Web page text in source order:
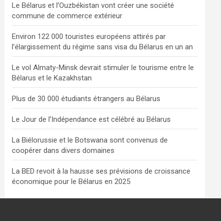
Le Bélarus et l’Ouzbékistan vont créer une société
commune de commerce extérieur
Environ 122 000 touristes européens attirés par
l’élargissement du régime sans visa du Bélarus en un an
Le vol Almaty-Minsk devrait stimuler le tourisme entre le
Bélarus et le Kazakhstan
Plus de 30 000 étudiants étrangers au Bélarus
Le Jour de l’Indépendance est célébré au Bélarus
La Biélorussie et le Botswana sont convenus de
coopérer dans divers domaines
La BED revoit à la hausse ses prévisions de croissance
économique pour le Bélarus en 2025